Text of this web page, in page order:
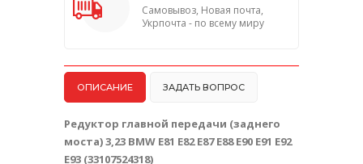
Самовывоз, Новая почта,
Укрпочта - по всему миру
ОПИСАНИЕ ЗАДАТЬ ВОПРОС
Редуктор главной передачи (заднего
моста) 3,23 BMW E81 E82 E87 E88 E90 E91 E92
E93 (33107524318)